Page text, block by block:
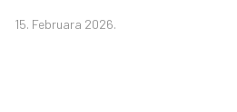
15. Februara 2026.